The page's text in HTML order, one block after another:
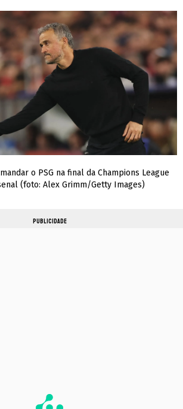
o PSG na final da Champions League
(foto: Alex Grimm/Getty Images)
PUBLICIDADE